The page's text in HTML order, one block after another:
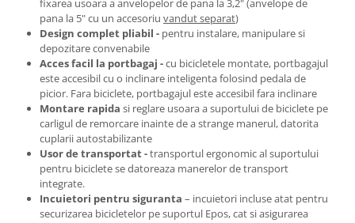
fixarea usoara a anvelopelor de pana la 3,2" (anvelope de
pana la 5" cu un accesoriu vandut separat)
Design complet pliabil - pentru instalare, manipulare si
depozitare convenabile
Acces facil la portbagaj -cu bicicletele montate, portbagajul
este accesibil cu o inclinare inteligenta folosind pedala de
picior. Fara biciclete, portbagajul este accesibil fara inclinare
Montare rapida si reglare usoara a suportului de biciclete pe
carligul de remorcare inainte de a strange manerul, datorita
cuplarii autostabilizante
Usor de transportat -transportul ergonomic al suportului
pentru biciclete se datoreaza manerelor de transport
integrate.
Incuietori pentru siguranta – incuietori incluse atat pentru
securizarea bicicletelor pe suportul Epos, cat si asigurarea